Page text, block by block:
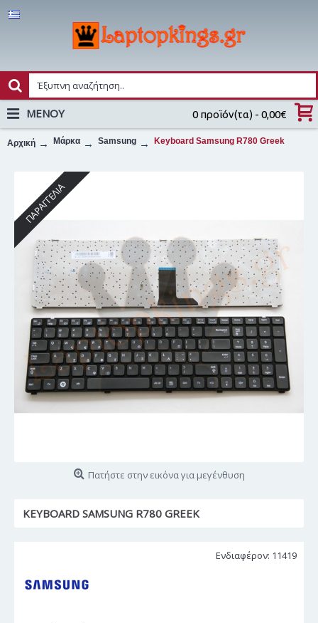
0 προϊόν(τα) - 0,00€
MENOY
Αρχική Μάρκα Samsung Keyboard Samsung R780 Greek
ΠΑΡΑΓΓΕΛΊΑ
Πατήστε στην εικόνα για μεγένθυση
KEYBOARD SAMSUNG R780 GREEK
Ενδιαφέρον: 11419